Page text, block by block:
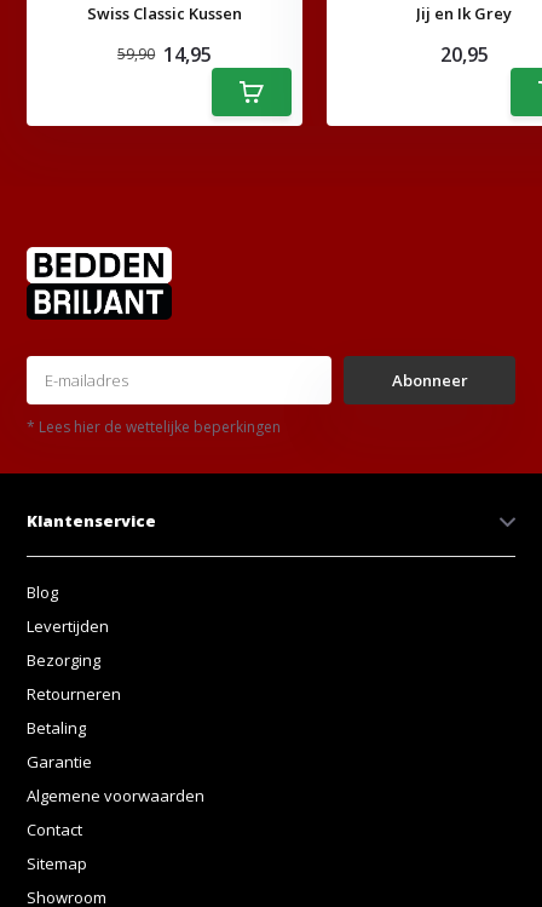
Swiss Classic Kussen
59,90 14,95
Jij en Ik Grey
20,95
Abonneer
* Lees hier de wettelijke beperkingen
Klantenservice
Blog
Levertijden
Bezorging
Retourneren
Betaling
Garantie
Algemene voorwaarden
Contact
Sitemap
Showroom